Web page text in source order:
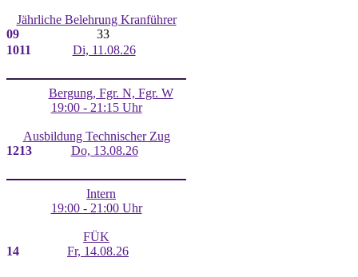
Jährliche Belehrung Kranführer
09
33
1011 Di, 11.08.26
Bergung, Fgr. N, Fgr. W
19:00 - 21:15 Uhr
Ausbildung Technischer Zug
1213 Do, 13.08.26
Intern
19:00 - 21:00 Uhr
FÜK
14
Fr, 14.08.26